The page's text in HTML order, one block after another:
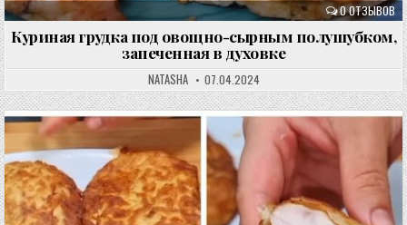
0 ОТЗЫВОВ
Куриная грудка под овощно-сырным полушубком,
запеченная в духовке
NATASHA 07.04.2024